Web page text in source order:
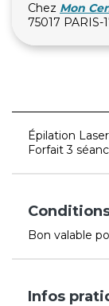
Chez Mon
75017 PARIS-
Épilation
Forfait 3
Bon valable
Infos